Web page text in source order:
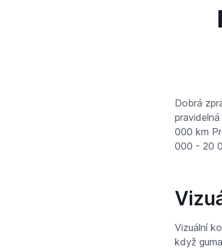
Dobrá
000 km
000 - 20
Vizuální
když